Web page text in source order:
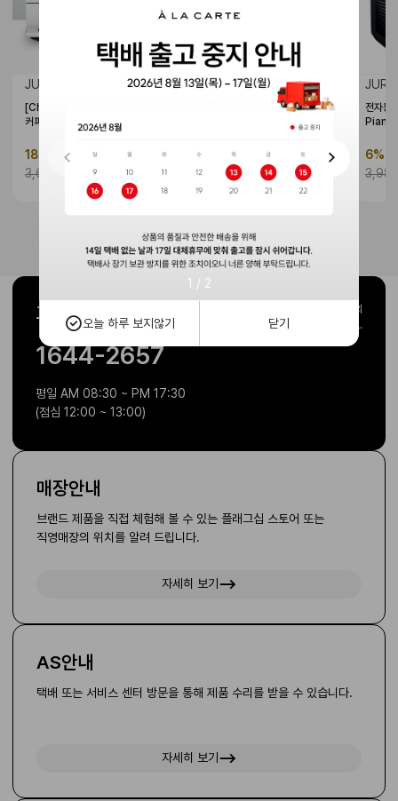
1 / 2
오늘 하루 보지않기 닫기
JURA
[Choice Yours] 전자동
커피머신 ENA8 G2
18%
2,990,000 원
3,663,000 원
JURA
전자동 커피머신 ENA8
10%
3,015,000 원
3,350,000 원
JURA
전자동
6%
고객센터
1644-2657
평일 AM 08:30 ~ PM 17:30
(점심 12:00 ~ 13:00)
주말 및 공휴일 제외
1:1문의로 이용해 주세요.
매장안내
브랜드 제품을 직접 체험해 볼 수 있는 플래그십 스토어 또는
직영매장의 위치를 알려 드립니다.
자세히 보기
AS안내
택배 또는 서비스 센터 방문을 통해 제품 수리를 받을 수 있습니다.
자세히 보기